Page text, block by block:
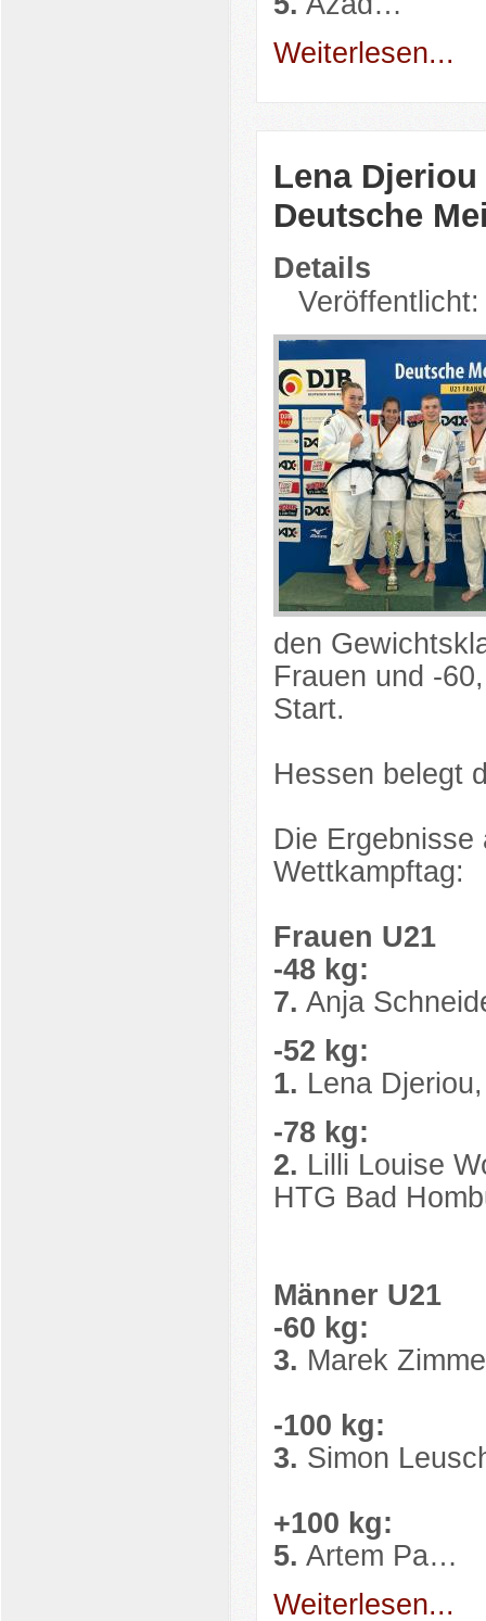
Weiterlesen...
Lena
Deutsche
Details
den
Frauen und -
Start.
Hessen belegt
Die
Wettkampftag:
Frauen U21
-48 kg:
7. Anja
-52 kg:
1. Lena
-78 kg:
2. Lilli Louise
HTG Bad
Männer U21
-60 kg:
3. Marek
-100 kg:
3. Simon
+100 kg:
5. Artem Pa…
Weiterlesen...